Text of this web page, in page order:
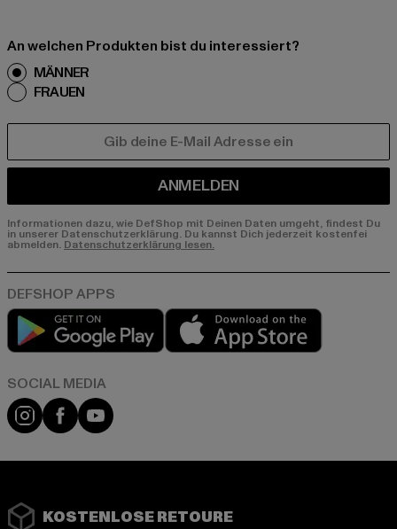
An welchen Produkten bist du interessiert?
MÄNNER
FRAUEN
ANMELDEN
Informationen dazu, wie DefShop mit Deinen Daten umgeht, findest Du
in unserer Datenschutzerklärung. Du kannst Dich jederzeit kostenfei
abmelden. Datenschutzerklärung lesen.
Play market
Instagram
FacebookYouTube
KOSTENLOSE RETOURE